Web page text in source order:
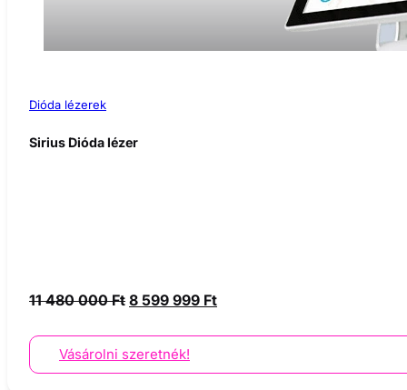
Dióda lézerek
Sirius Dióda lézer
11 480 000Ft Original
was:
11
480
8 599 999 FtCurrent
is:
599
Vásárolni szeretnék!